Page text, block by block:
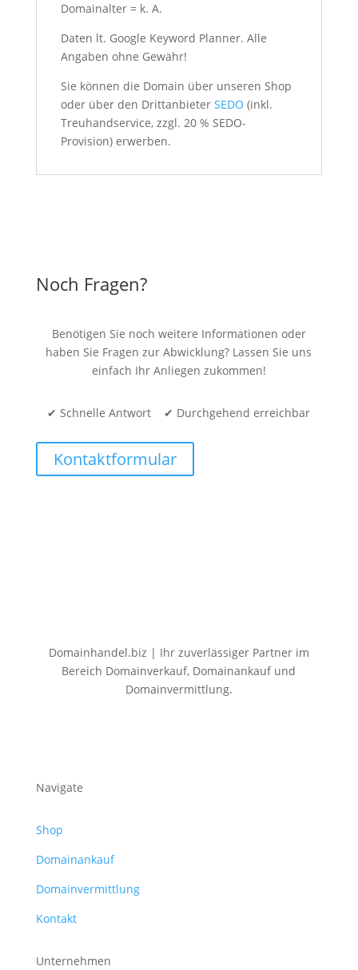
Domainalter = k. A.
Daten lt. Google Keyword Planner. Alle
Angaben ohne Gewähr!
Sie können die Domain über unseren Shop
oder über den Drittanbieter SEDO (inkl.
Treuhandservice, zzgl. 20 % SEDO-
Provision) erwerben.
Noch Fragen?
Benötigen Sie noch weitere Informationen oder
haben Sie Fragen zur Abwicklung? Lassen Sie uns
einfach Ihr Anliegen zukommen!
✔ Schnelle Antwort ✔ Durchgehend erreichbar
Kontaktformular
Domainhandel.biz | Ihr zuverlässiger Partner im
Bereich Domainverkauf, Domainankauf und
Domainvermittlung.
Navigate
Shop
Domainankauf
Domainvermittlung
Kontakt
Unternehmen